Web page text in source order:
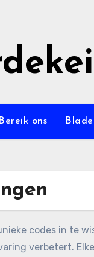
Bereik ons
codes in te
verbetert.